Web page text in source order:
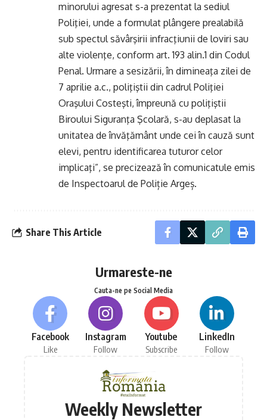
minorului agresat s-a prezentat la sediul
Poliţiei, unde a formulat plângere prealabilă
sub spectul săvârşirii infracţiunii de loviri sau
alte violenţe, conform art. 193 alin.1 din Codul
Penal. Urmare a sesizării, în dimineaţa zilei de
7 aprilie a.c., poliţiştii din cadrul Poliţiei
Oraşului Costeşti, împreună cu poliţiştii
Biroului Siguranţa Şcolară, s-au deplasat la
unitatea de învăţământ unde cei în cauză sunt
elevi, pentru identificarea tuturor celor
implicaţi”, se precizează în comunicatule emis
de Inspectoarul de Poliție Argeș.
Share This Article
Urmareste-ne
Cauta-ne pe Social Media
Facebook
Like
Instagram
Follow
Youtube
Subscribe
LinkedIn
Follow
Weekly Newsletter